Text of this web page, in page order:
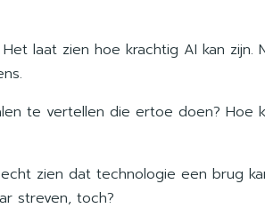
laat zien hoe krachtig AI kan zijn.
te vertellen die ertoe doen? Hoe
zien dat technologie een brug
streven, toch?